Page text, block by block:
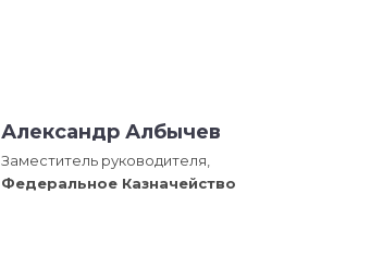
Александр Албычев
Заместитель руководителя,
Федеральное Казначейство